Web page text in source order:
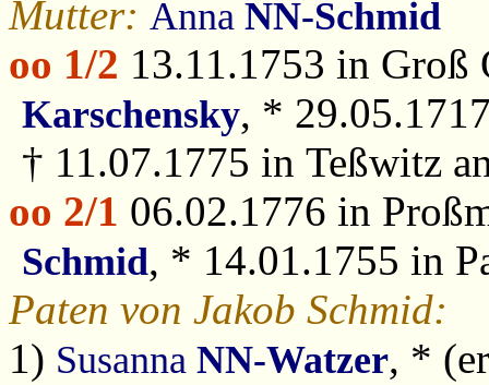
Mutter: Anna NN-Schmid
oo 1/2 13.11.1753 in
Karschensky, *
† 11.07.1775 in Teßwitz
oo 2/1 06.02.1776 in
Schmid, * 14.01.1755 in
Paten von Jakob Schmid:
1) Susanna NN-Watzer, *